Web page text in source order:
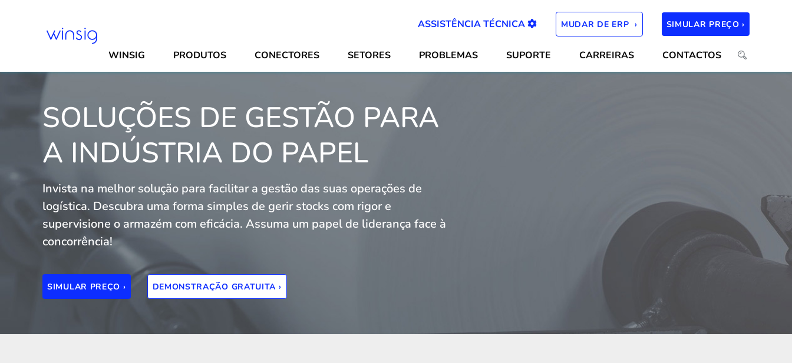
ASSISTÊNCIA TÉCNICA MUDAR DE ERP › SIMULAR PREÇO ›
WINSIG PRODUTOS CONECTORES SETORES PROBLEMAS SUPORTE CARREIRAS CONTACTOS
SOLUÇÕES DE GESTÃO PARA
A INDÚSTRIA DO PAPEL
Invista na melhor solução para facilitar a gestão das suas operações de
logística. Descubra uma forma simples de gerir stocks com rigor e
supervisione o armazém com eficácia. Assuma um papel de liderança face à
concorrência!
SIMULAR PREÇO › DEMONSTRAÇÃO GRATUITA ›